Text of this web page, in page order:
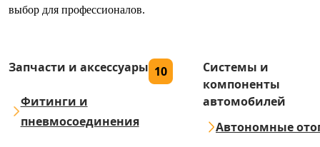
выбор для профессионалов.
Запчасти и аксессуары 10
Фитинги и
пневмосоединения
Системы и
компоненты
автомобилей
Автономные